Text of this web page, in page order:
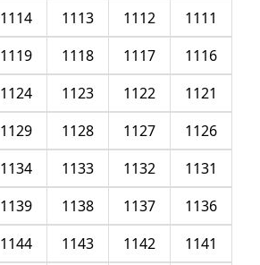
1111
1112
1113
1114
1116
1117
1118
1119
1121
1122
1123
1124
1126
1127
1128
1129
1131
1132
1133
1134
1136
1137
1138
1139
1141
1142
1143
1144